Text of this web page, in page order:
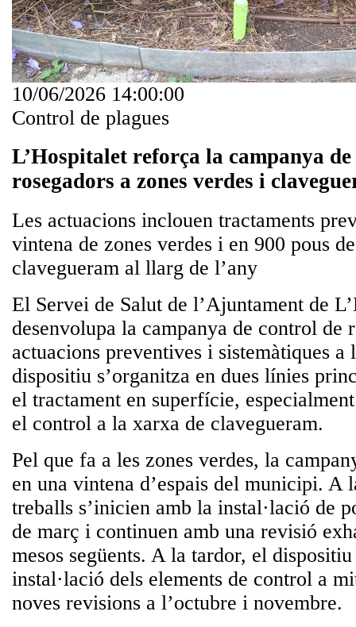
10/06/2026 14:00:00
Control de plagues
L’Hospitalet reforça la campanya
rosegadors a zones verdes i
Les actuacions inclouen tractaments
vintena de zones verdes i en 900 pous
clavegueram al llarg de l’any
El Servei de Salut de l’Ajuntament de
desenvolupa la campanya de control de
actuacions preventives i sistemàtiques a
dispositiu s’organitza en dues línies
el tractament en superfície,
el control a la xarxa de clavegueram.
Pel que fa a les zones verdes, la
en una vintena d’espais del municipi. A
treballs s’inicien amb la instal·lació de
de març i continuen amb una revisió
mesos següents. A la tardor, el
instal·lació dels elements de control a
noves revisions a l’octubre i novembre.